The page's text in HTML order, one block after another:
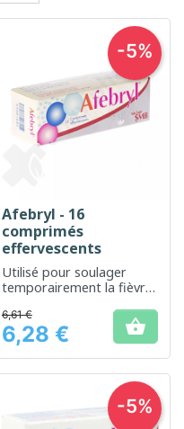
Afebryl - 16
comprimés
effervescents
Utilisé pour soulager
temporairement la fièvre
Prix
6,61 €
6,28 € 
-5%
-5%